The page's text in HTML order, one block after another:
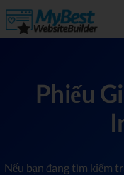
Phiếu
Nếu bạn đang tìm kiếm